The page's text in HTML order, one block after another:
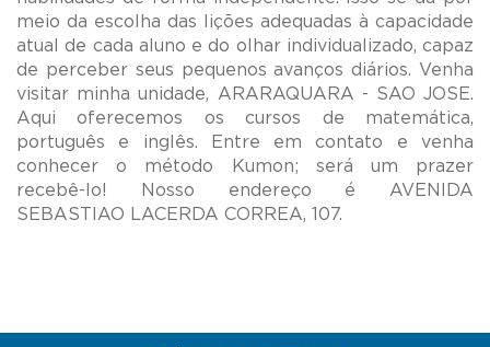
meio da escolha das lições adequadas à capacidade
atual de cada aluno e do olhar individualizado, capaz
de perceber seus pequenos avanços diários. Venha
visitar minha unidade, ARARAQUARA - SAO JOSE.
Aqui oferecemos os cursos de matemática,
português e inglês. Entre em contato e venha
conhecer o método Kumon; será um prazer
recebê-lo! Nosso endereço é AVENIDA